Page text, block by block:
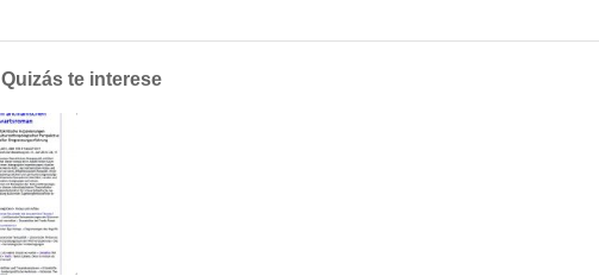
Quizás te interese